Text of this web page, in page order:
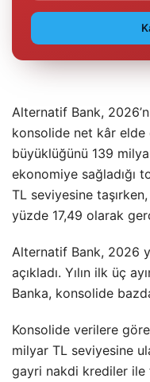
Alternatif Bank,
konsolide net kâr
büyüklüğünü 139
ekonomiye sağladığı
TL seviyesine
yüzde 17,49 olarak
Alternatif Bank, 2026
açıkladı. Yılın ilk üç
Banka, konsolide
Konsolide verilere
milyar TL seviyesine
gayri nakdi krediler ile